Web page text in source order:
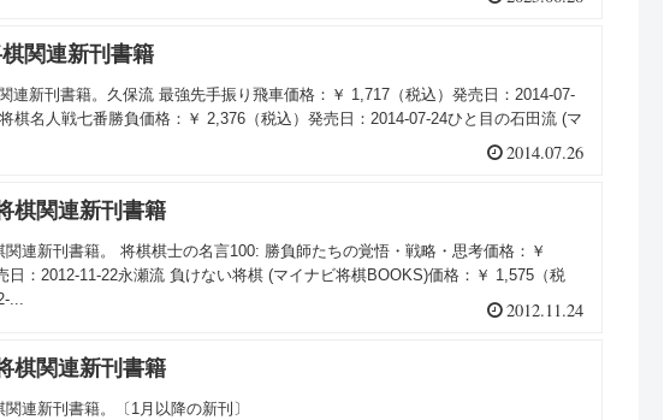
関連新刊書籍
連新刊書籍。久保流 最強先手振り飛車価格：￥ 1,717（税込）発売日：2014-07-
棋名人戦七番勝負価格：￥ 2,376（税込）発売日：2014-07-24ひと目の石田流 (マ
2014.07.26
棋関連新刊書籍
関連新刊書籍。 将棋棋士の名言100: 勝負師たちの覚悟・戦略・思考価格：￥
日：2012-11-22永瀬流 負けない将棋 (マイナビ将棋BOOKS)価格：￥ 1,575（税
...
2012.11.24
棋関連新刊書籍
連新刊書籍。〔1月以降の新刊〕